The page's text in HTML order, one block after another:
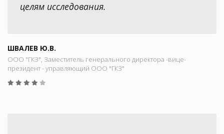
целям исследования.
ШВАЛЕВ Ю.В.
ООО "ГКЗ", Заместитель генерального директора -вице-
президент - управляющий ООО "ГКЗ"